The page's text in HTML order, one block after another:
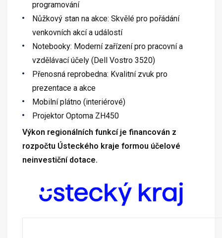
programování
Nůžkový stan na akce: Skvělé pro pořádání
venkovních akcí a událostí
Notebooky: Moderní zařízení pro pracovní a
vzdělávací účely (Dell Vostro 3520)
Přenosná reprobedna: Kvalitní zvuk pro
prezentace a akce
Mobilní plátno (interiérové)
Projektor Optoma ZH450
Výkon regionálních funkcí je financován z
rozpočtu Ústeckého kraje formou účelové
neinvestiční dotace.